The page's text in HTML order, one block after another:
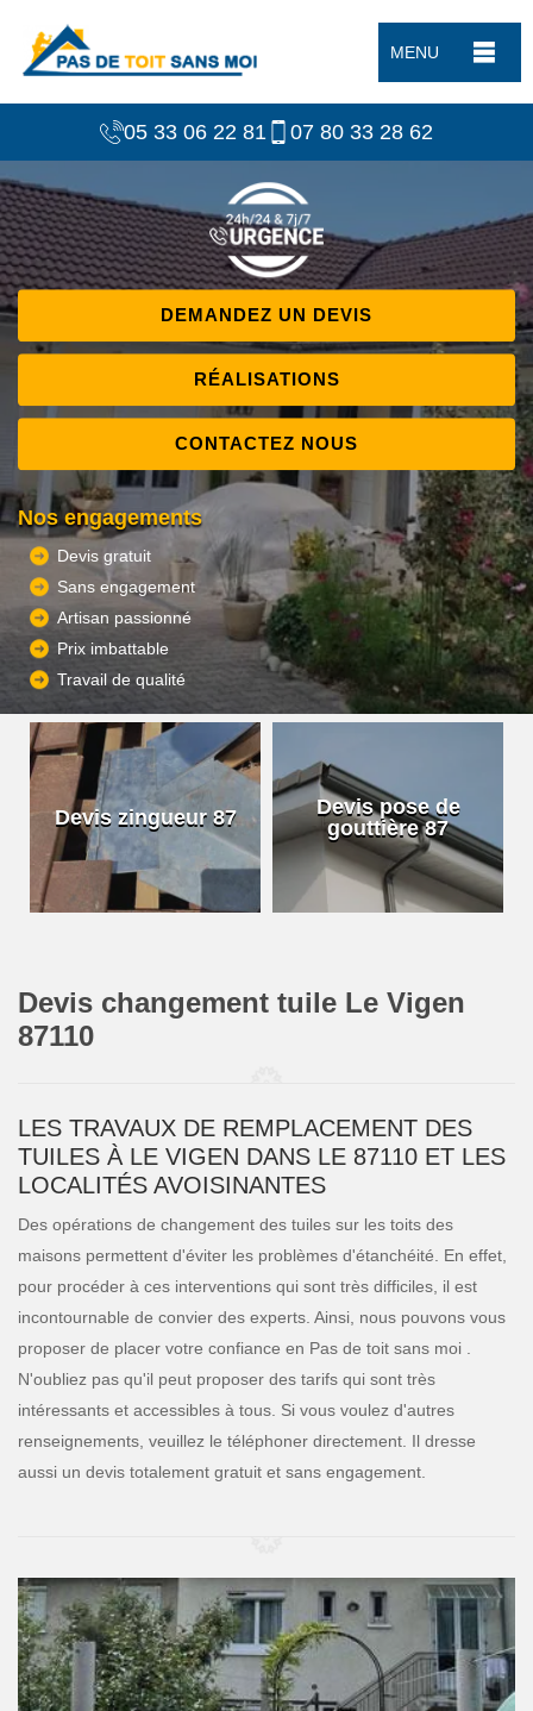
MENU
05 33 06 22 81 07 80 33 28 62
DEMANDEZ UN DEVIS
RÉALISATIONS
CONTACTEZ NOUS
Nos engagements
Devis gratuit
Sans engagement
Artisan passionné
Prix imbattable
Travail de qualité
Devis zingueur 87
Devis pose de
gouttière 87
Devis changement tuile Le Vigen
87110
LES TRAVAUX DE REMPLACEMENT DES
TUILES À LE VIGEN DANS LE 87110 ET LES
LOCALITÉS AVOISINANTES
Des opérations de changement des tuiles sur les toits des
maisons permettent d'éviter les problèmes d'étanchéité. En effet,
pour procéder à ces interventions qui sont très difficiles, il est
incontournable de convier des experts. Ainsi, nous pouvons vous
proposer de placer votre confiance en Pas de toit sans moi .
N'oubliez pas qu'il peut proposer des tarifs qui sont très
intéressants et accessibles à tous. Si vous voulez d'autres
renseignements, veuillez le téléphoner directement. Il dresse
aussi un devis totalement gratuit et sans engagement.